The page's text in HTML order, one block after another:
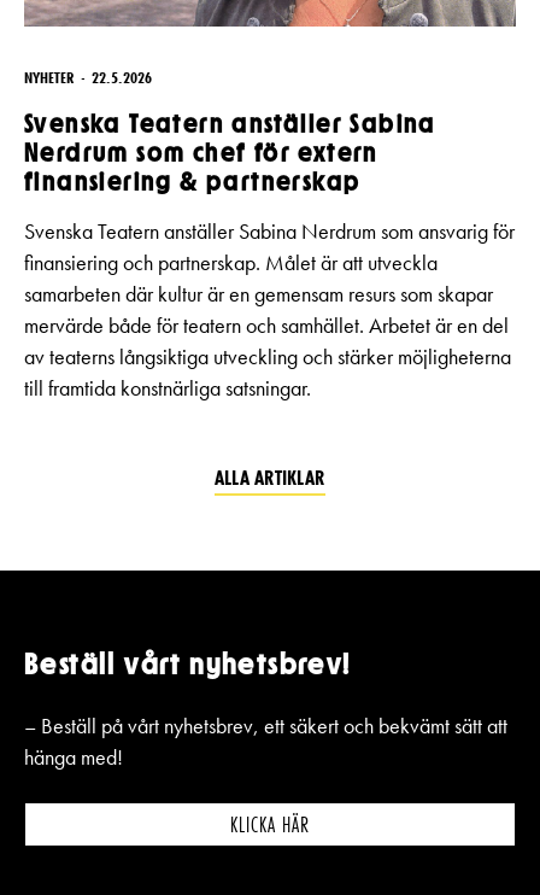
NYHETER 22.5.2026
Svenska Teatern anställer Sabina
Nerdrum som chef för extern
finansiering & partnerskap
Svenska Teatern anställer Sabina Nerdrum som ansvarig för
finansiering och partnerskap. Målet är att utveckla
samarbeten där kultur är en gemensam resurs som skapar
mervärde både för teatern och samhället. Arbetet är en del
av teaterns långsiktiga utveckling och stärker möjligheterna
till framtida konstnärliga satsningar.
ALLA ARTIKLAR
Beställ vårt nyhetsbrev!
– Beställ på vårt nyhetsbrev, ett säkert och bekvämt sätt att
hänga med!
KLICKA HÄR